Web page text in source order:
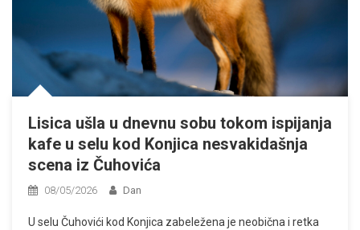
Lisica ušla u dnevnu sobu tokom ispijanja
kafe u selu kod Konjica nesvakidašnja
scena iz Čuhovića
08/05/2026 Dan
U selu Čuhovići kod Konjica zabeležena je neobična i retka